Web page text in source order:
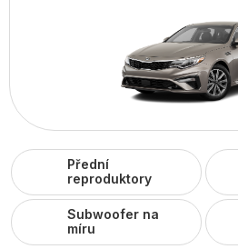
Přední
reproduktory
Subwoofer na
míru